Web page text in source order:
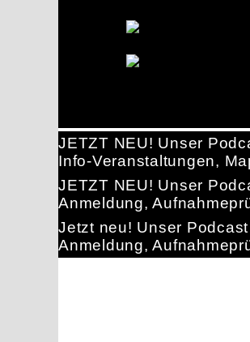
JETZT NEU! Unser
Info-Veranstaltungen,
JETZT NEU! Unser
Anmeldung,
Jetzt neu! Unser
Anmeldung,